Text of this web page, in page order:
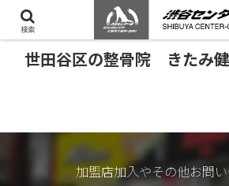
世田谷区の整骨院 きたみ
加盟店加入やその他お問
検索